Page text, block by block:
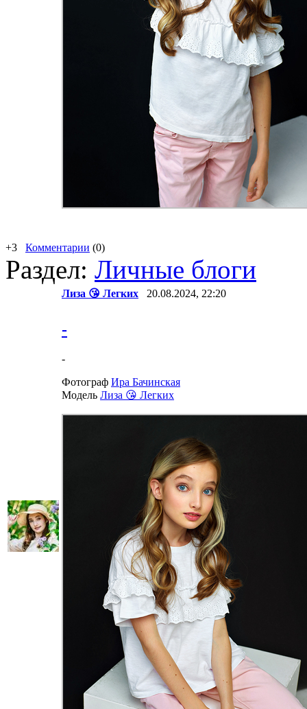
+3 Комментарии (0)
Раздел: Личные блоги
Лиза 😘 Легких 20.08.2024, 22:20
-
-
Фотограф Ира Бачинская
Модель Лиза 😘 Легких